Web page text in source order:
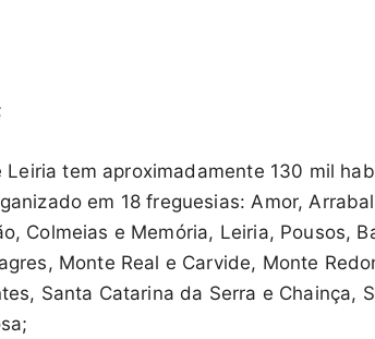
Leiria tem aproximadamente 130 mil
em 18 freguesias: Amor,
Colmeias e Memória, Leiria, Pousos,
Monte Real e Carvide, Monte
Santa Catarina da Serra e Chainça,